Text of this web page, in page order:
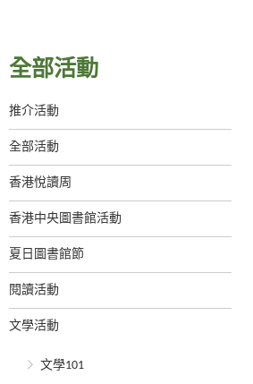
全部活動
推介活動
全部活動
香港悅讀周
香港中央圖書館活動
夏日圖書館節
閱讀活動
文學活動
文學101